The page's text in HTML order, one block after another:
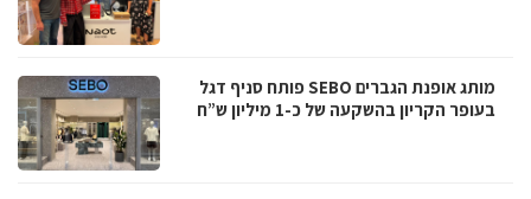
מותג אופנת הגברים SEBO פותח סניף דגל
בעופר הקריון בהשקעה של כ-1 מיליון ש”ח